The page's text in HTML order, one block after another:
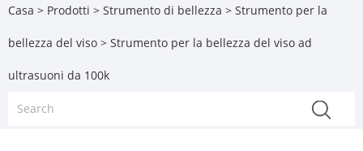
Casa > Prodotti > Strumento di bellezza > Strumento per la
bellezza del viso > Strumento per la bellezza del viso ad
ultrasuoni da 100k